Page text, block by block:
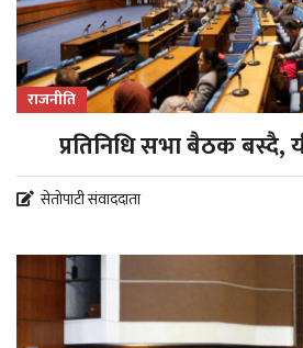
राजनीति
प्रतिनिधि सभा बैठक बस्दै,
सेतोपाटी संवाददाता